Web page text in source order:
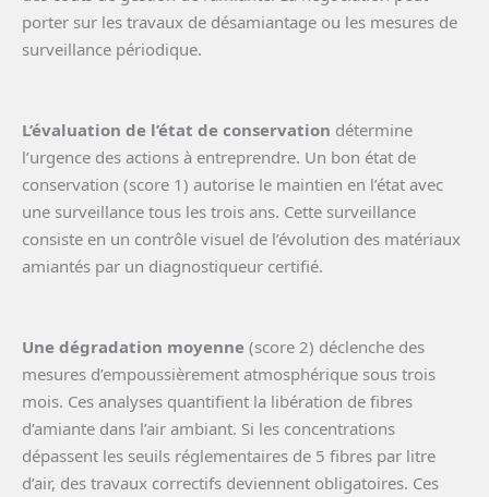
porter sur les travaux de désamiantage ou les mesures de
surveillance périodique.
L’évaluation de l’état de conservation détermine
l’urgence des actions à entreprendre. Un bon état de
conservation (score 1) autorise le maintien en l’état avec
une surveillance tous les trois ans. Cette surveillance
consiste en un contrôle visuel de l’évolution des matériaux
amiantés par un diagnostiqueur certifié.
Une dégradation moyenne (score 2) déclenche des
mesures d’empoussièrement atmosphérique sous trois
mois. Ces analyses quantifient la libération de fibres
d’amiante dans l’air ambiant. Si les concentrations
dépassent les seuils réglementaires de 5 fibres par litre
d’air, des travaux correctifs deviennent obligatoires. Ces